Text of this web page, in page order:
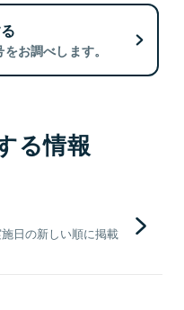
お調べします。
る情報
日の新しい順に掲載